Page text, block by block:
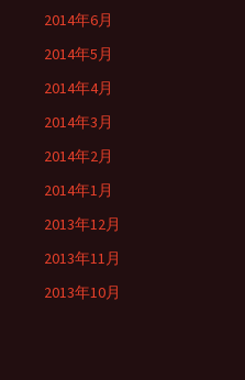
2014年6月
2014年5月
2014年4月
2014年3月
2014年2月
2014年1月
2013年12月
2013年11月
2013年10月